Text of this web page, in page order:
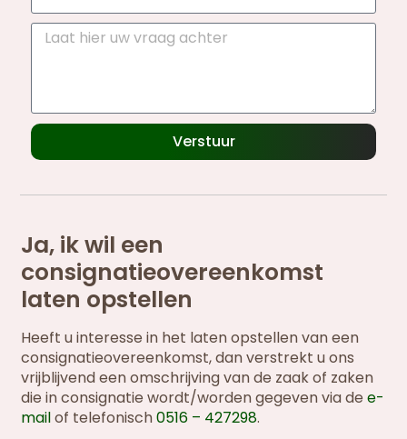
Verstuur
Ja, ik wil een
consignatieovereenkomst
laten opstellen
Heeft u interesse in het laten opstellen van een
consignatieovereenkomst, dan verstrekt u ons
vrijblijvend een omschrijving van de zaak of zaken
die in consignatie wordt/worden gegeven via dee-
mailof telefonisch0516 – 427298.